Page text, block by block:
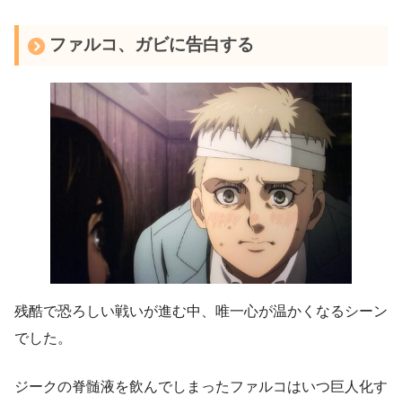
ファルコ、ガビに告白する
残酷で恐ろしい戦いが進む中、唯一心が温かくなるシーン
でした。
ジークの脊髄液を飲んでしまったファルコはいつ巨人化す